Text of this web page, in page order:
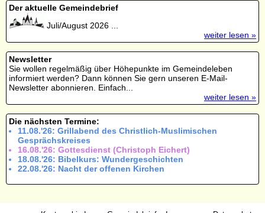
Der aktuelle Gemeindebrief
Juli/August 2026 ...
weiter lesen »
Newsletter
Sie wollen regelmäßig über Höhepunkte im Gemeindeleben
informiert werden? Dann können Sie gern unseren E-Mail-
Newsletter abonnieren. Einfach...
weiter lesen »
Die nächsten Termine:
11.08.'26: Grillabend des Christlich-Muslimischen
Gesprächskreises
16.08.'26: Gottesdienst (Christoph Eichert)
18.08.'26: Bibelkurs: Wundergeschichten
22.08.'26: Nacht der offenen Kirchen